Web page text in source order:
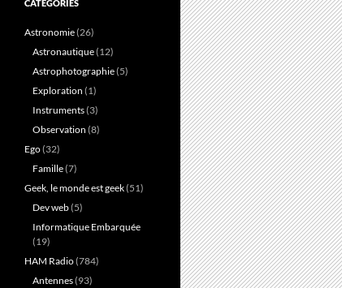
CATÉGORIES
Astronomie(26)
Astronautique(12)
Astrophotographie(5)
Exploration (1)
Instruments(3)
Observation (8)
Ego(32)
Famille(7)
Geek, le monde est geek(51)
Dev web(5)
Informatique Embarquée
(19)
HAM Radio(784)
Antennes(93)